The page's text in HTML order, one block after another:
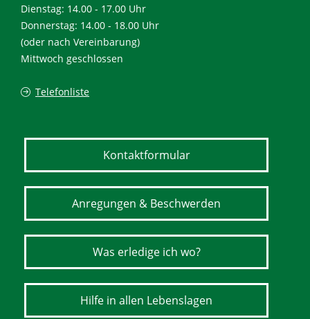
Dienstag: 14.00 - 17.00 Uhr
Donnerstag: 14.00 - 18.00 Uhr
(oder nach Vereinbarung)
Mittwoch geschlossen
Telefonliste
Kontaktformular
Anregungen & Beschwerden
Was erledige ich wo?
Hilfe in allen Lebenslagen